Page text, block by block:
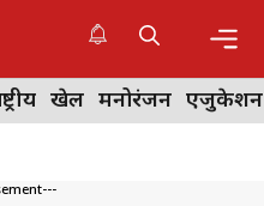
खेल मनोरंजन एजुकेशन